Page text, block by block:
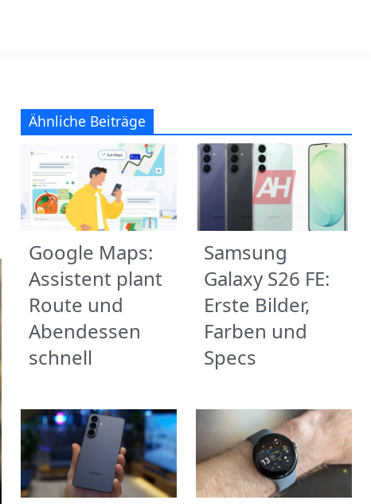
Ähnliche Beiträge
Google Maps:
Assistent plant
Route und
Abendessen
schnell
Samsung
Galaxy S26 FE:
Erste Bilder,
Farben und
Specs